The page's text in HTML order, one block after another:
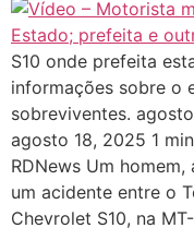
S10 onde prefeita
informações sobre o
sobreviventes.
agosto 18, 2025 1
RDNews Um
um acidente entre o
Chevrolet S10, na